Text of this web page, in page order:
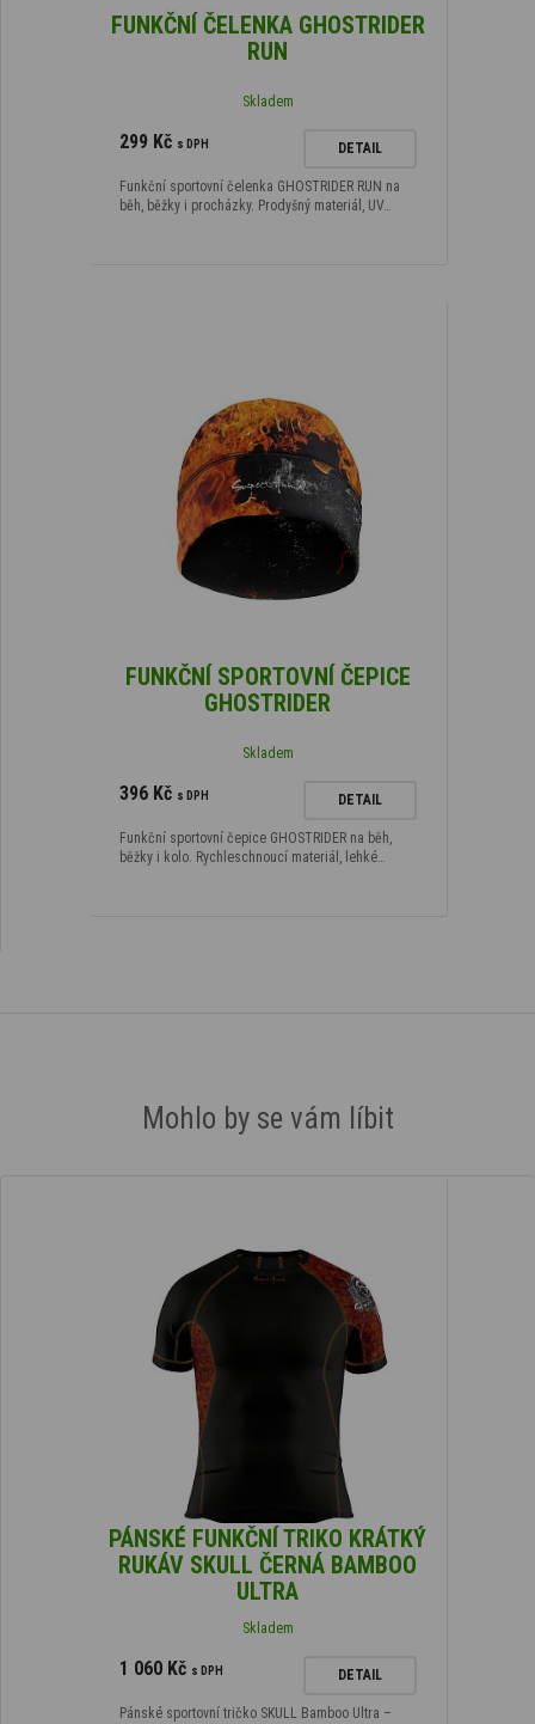
FUNKČNÍ ČELENKA GHOSTRIDER
RUN
Skladem
299 Kč s DPH DETAIL
Funkční sportovní čelenka GHOSTRIDER RUN na
běh, běžky i procházky. Prodyšný materiál, UV…
FUNKČNÍ SPORTOVNÍ ČEPICE
GHOSTRIDER
Skladem
396 Kč s DPH DETAIL
Funkční sportovní čepice GHOSTRIDER na běh,
běžky i kolo. Rychleschnoucí materiál, lehké…
Mohlo by se vám líbit
PÁNSKÉ FUNKČNÍ TRIKO KRÁTKÝ
RUKÁV SKULL ČERNÁ BAMBOO
ULTRA
Skladem
1 060 Kč s DPH DETAIL
Pánské sportovní tričko SKULL Bamboo Ultra –